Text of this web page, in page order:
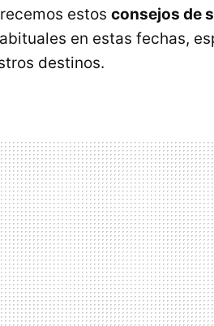
estos consejos de
en estas fechas,
destinos.